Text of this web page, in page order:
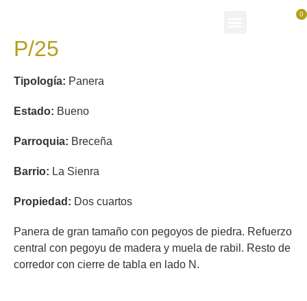
0
P/25
Tipología: Panera
Estado: Bueno
Parroquia: Breceña
Barrio: La Sienra
Propiedad: Dos cuartos
Panera de gran tamaño con pegoyos de piedra. Refuerzo
central con pegoyu de madera y muela de rabil. Resto de
corredor con cierre de tabla en lado N.